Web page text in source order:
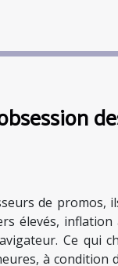
de promos,
élevés,
Ce qui
à condition